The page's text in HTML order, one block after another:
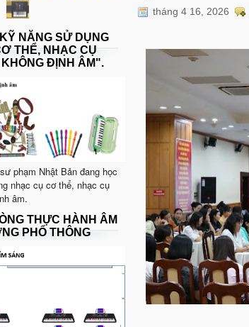
NĂNG SỬ DỤNG
THỂ, NHẠC CỤ
ĐỊNH ÂM".
phạm Nhật Bản đang học
nhạc cụ cơ thể, nhạc cụ
âm.
THỰC HÀNH ÂM
PHỔ THÔNG
tháng 4 16, 2026